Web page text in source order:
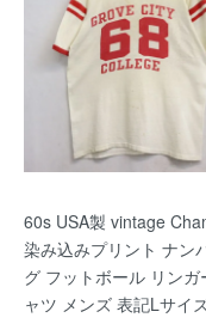
60s USA製 vintage
染み込みプリント ナン
グ フットボール リンガ
ャツ メンズ 表記Lサイ